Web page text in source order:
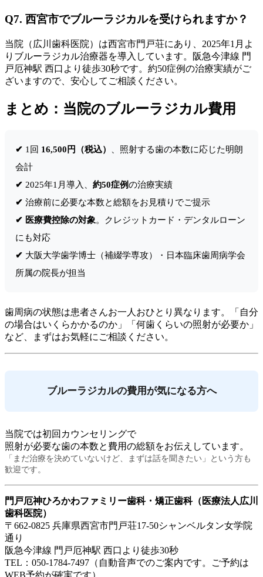
Q7. 西宮市でブルーラジカルを受けられますか？
当院（広川歯科医院）は西宮市門戸荘にあり、2025年1月よ
りブルーラジカル治療器を導入しています。阪急今津線 門
戸厄神駅 西口より徒歩30秒です。約50症例の治療実績がご
ざいますので、安心してご相談ください。
まとめ：当院のブルーラジカル費用
✔ 1回 16,500円（税込）
、照射する歯の本数に応じた明朗
会計
✔ 2025年1月導入、 約50症例の治療実績
✔ 治療前に必要な本数と総額をお見積りでご提示
✔ 医療費控除の対象。クレジットカード・デンタルローン
にも対応
✔ 大阪大学歯学博士（補綴学専攻）・日本臨床歯周病学会
所属の院長が担当
歯周病の状態は患者さんお一人おひとり異なります。「自分
の場合はいくらかかるのか」「何歯くらいの照射が必要か」
など、まずはお気軽にご相談ください。
ブルーラジカルの費用が気になる方へ
当院では初回カウンセリングで
照射が必要な歯の本数と費用の総額をお伝えしています。
「まだ治療を決めていないけど、まずは話を聞きたい」という方も
歓迎です。
門戸厄神ひろかわファミリー歯科・矯正歯科（医療法人広川
歯科医院）
〒662-0825 兵庫県西宮市門戸荘17-50シャンベルタン女学院
通り
阪急今津線 門戸厄神駅 西口より徒歩30秒
TEL：050-1784-7497（自動音声でのご案内です。ご予約は
WEB予約が確実です）